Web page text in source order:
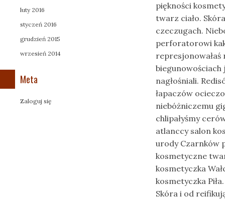
piękności
twarz ciało.
czeczugach.
perforatorowi
biegunowościach
nagłośniali.
łapaczów
niebóżniczemu
chlipałyśmy
atlanccy salon
urody Czarnków
kosmetyczne
kosmetyczka
kosmetyczka
Skóra i od
luty 2016
styczeń 2016
grudzień 2015
wrzesień 2014
Meta
Zaloguj się